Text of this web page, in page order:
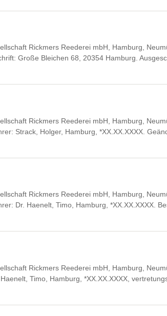
Rickmers Reederei mbH, Hamburg,
Große Bleichen 68, 20354 Hamburg.
Rickmers Reederei mbH, Hamburg,
Strack, Holger, Hamburg, *XX.XX.XXXX.
Rickmers Reederei mbH, Hamburg,
Dr. Haenelt, Timo, Hamburg, *XX.XX.XXXX.
Rickmers Reederei mbH, Hamburg,
Timo, Hamburg, *XX.XX.XXXX,